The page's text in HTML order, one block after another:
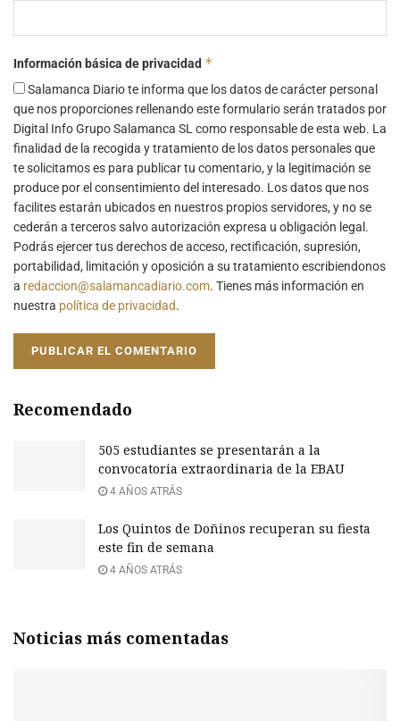
Información básica de privacidad *
Salamanca Diario te informa que los datos de carácter personal
que nos proporciones rellenando este formulario serán tratados por
Digital Info Grupo Salamanca SL como responsable de esta web. La
finalidad de la recogida y tratamiento de los datos personales que
te solicitamos es para publicar tu comentario, y la legitimación se
produce por el consentimiento del interesado. Los datos que nos
facilites estarán ubicados en nuestros propios servidores, y no se
cederán a terceros salvo autorización expresa u obligación legal.
Podrás ejercer tus derechos de acceso, rectificación, supresión,
portabilidad, limitación y oposición a su tratamiento escribiendonos
a redaccion@salamancadiario.com. Tienes más información en
nuestra política de privacidad.
Recomendado
505 estudiantes se presentarán a la
convocatoria extraordinaria de la EBAU
4 AÑOS ATRÁS
Los Quintos de Doñinos recuperan su fiesta
este fin de semana
4 AÑOS ATRÁS
Noticias más comentadas